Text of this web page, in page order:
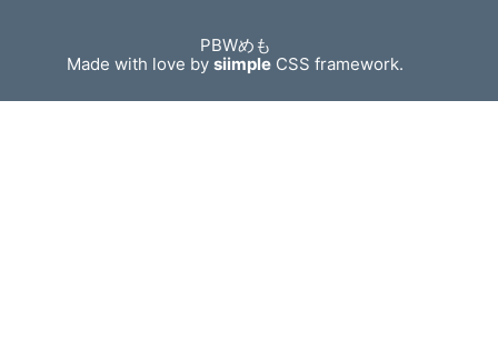
PBWめも
Made with love bysiimple CSS framework.